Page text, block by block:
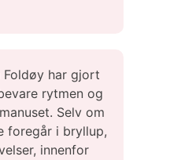
Foldøy har gjort
rytmen og
Selv om
foregår i bryllup,
innenfor